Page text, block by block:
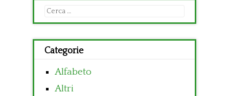
Ricerca
per:
Categorie
Alfabeto
Altri